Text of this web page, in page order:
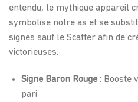
entendu, le mythique appareil
symbolise notre as et se
signes sauf le Scatter afin de
victorieuses.
Signe Baron Rouge: Booste
pari